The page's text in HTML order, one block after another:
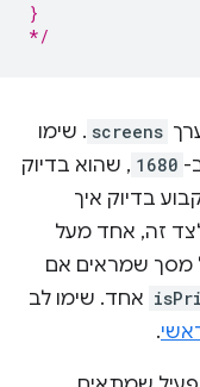
}
*/
screens . שימו
1680 , שהוא בדיוק
בדיוק איך
זה, אחד מעל
מסך שמראים אם
אחד. שימו לב
.